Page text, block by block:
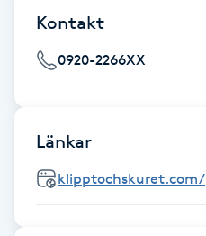
Friskvård
Friskvårdsmassage
Funktionsanalys
Färgning
Kontakt
0920-2266XX
Länkar
klipptochskuret.com/